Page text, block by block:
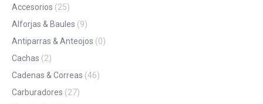
Accesorios (25)
Alforjas & Baules (9)
Antiparras & Anteojos (0)
Cachas (2)
Cadenas & Correas (46)
Carburadores (27)